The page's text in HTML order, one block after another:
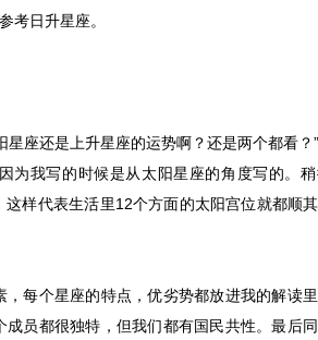
考日升星座。
座还是上升星座的运势啊？还是两个都看？
为我写的时候是从太阳星座的角度写的。
样代表生活里12个方面的太阳宫位就都顺
每个星座的特点，优劣势都放进我的解读
员都很独特，但我们都有国民共性。最后同